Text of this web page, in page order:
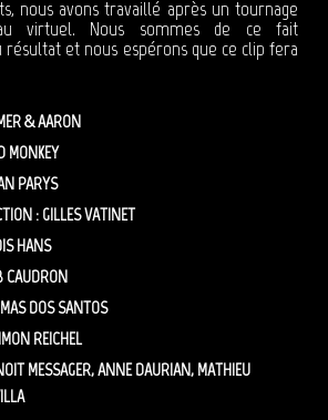
nous avons travaillé après un tournage
virtuel. Nous sommes de ce fait
et nous espérons que ce clip fera
& AARON
MONKEY
PARYS
: GILLES VATINET
HANS
CAUDRON
DOS SANTOS
REICHEL
MESSAGER, ANNE DAURIAN, MATHIEU